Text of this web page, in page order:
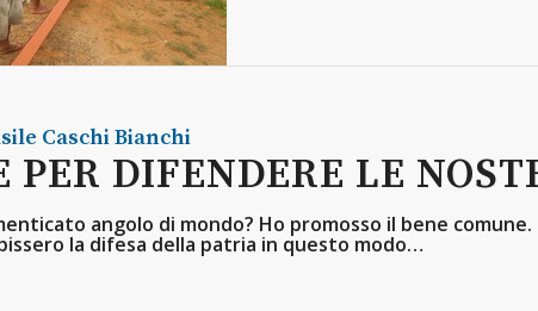
Caschi Bianchi
DIFENDERE LE
angolo di mondo? Ho promosso il bene
la difesa della patria in questo modo…